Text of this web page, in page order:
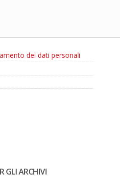
dei dati personali
GLI ARCHIVI